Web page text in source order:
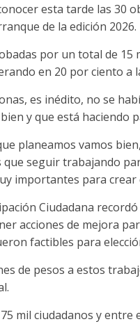
esta tarde las 30
de la edición 2026.
por un total de
en 20 por ciento a
es inédito, no se
y que está haciendo
planeamos vamos
seguir trabajando
importantes para crear
Ciudadana
acciones de mejora
factibles para
de pesos a estos
mil ciudadanos y entre